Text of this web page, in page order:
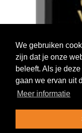
We gebruiken
zijn dat je onze
beleeft. Als je
gaan we ervan uit
Meer informatie